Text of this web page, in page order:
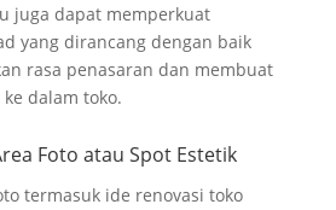
juga dapat memperkuat
yang dirancang dengan baik
rasa penasaran dan membuat
dalam toko.
Foto atau Spot Estetik
termasuk ide renovasi toko